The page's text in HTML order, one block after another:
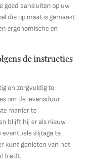
goed aansluiten op uw
die op maat is gemaakt
ergonomische en
de instructies
en zorgvuldig te
om de levensduur
manier te
blijft hij er als nieuw
eventuele slijtage te
kunt genieten van het
biedt.